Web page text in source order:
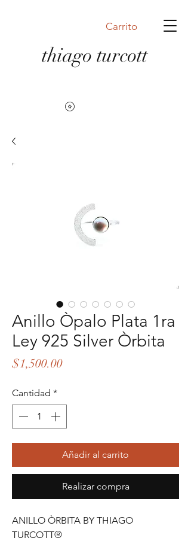
Carrito
thiago turcott
Anillo Òpalo Plata 1ra
Ley 925 Silver Òrbita
$1,500.00Precio
Cantidad *
Añadir al carrito
Realizar compra
ANILLO ÒRBITA BY THIAGO
TURCOTT®